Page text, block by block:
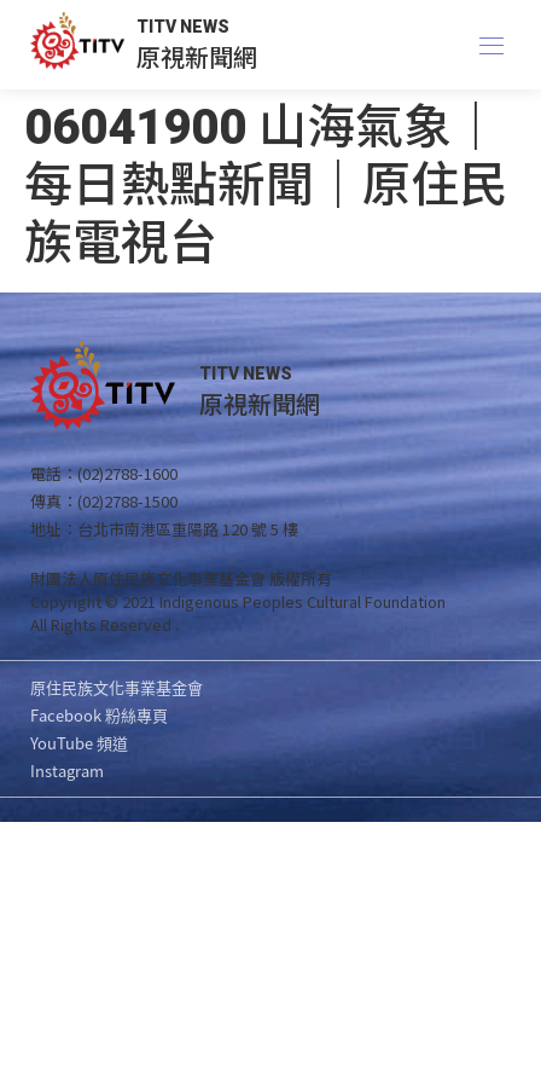
TITV NEWS
原視新聞網
06041900 山海氣象｜
每日熱點新聞｜原住民
族電視台
TITV NEWS
原視新聞網
電話：(02)2788-1600
傳真：(02)2788-1500
地址：台北市南港區重陽路 120 號 5 樓
財團法人原住民族文化事業基金會 版權所有
Copyright © 2021 Indigenous Peoples Cultural Foundation
All Rights Reserved .
原住民族文化事業基金會
Facebook 粉絲專頁
YouTube 頻道
Instagram